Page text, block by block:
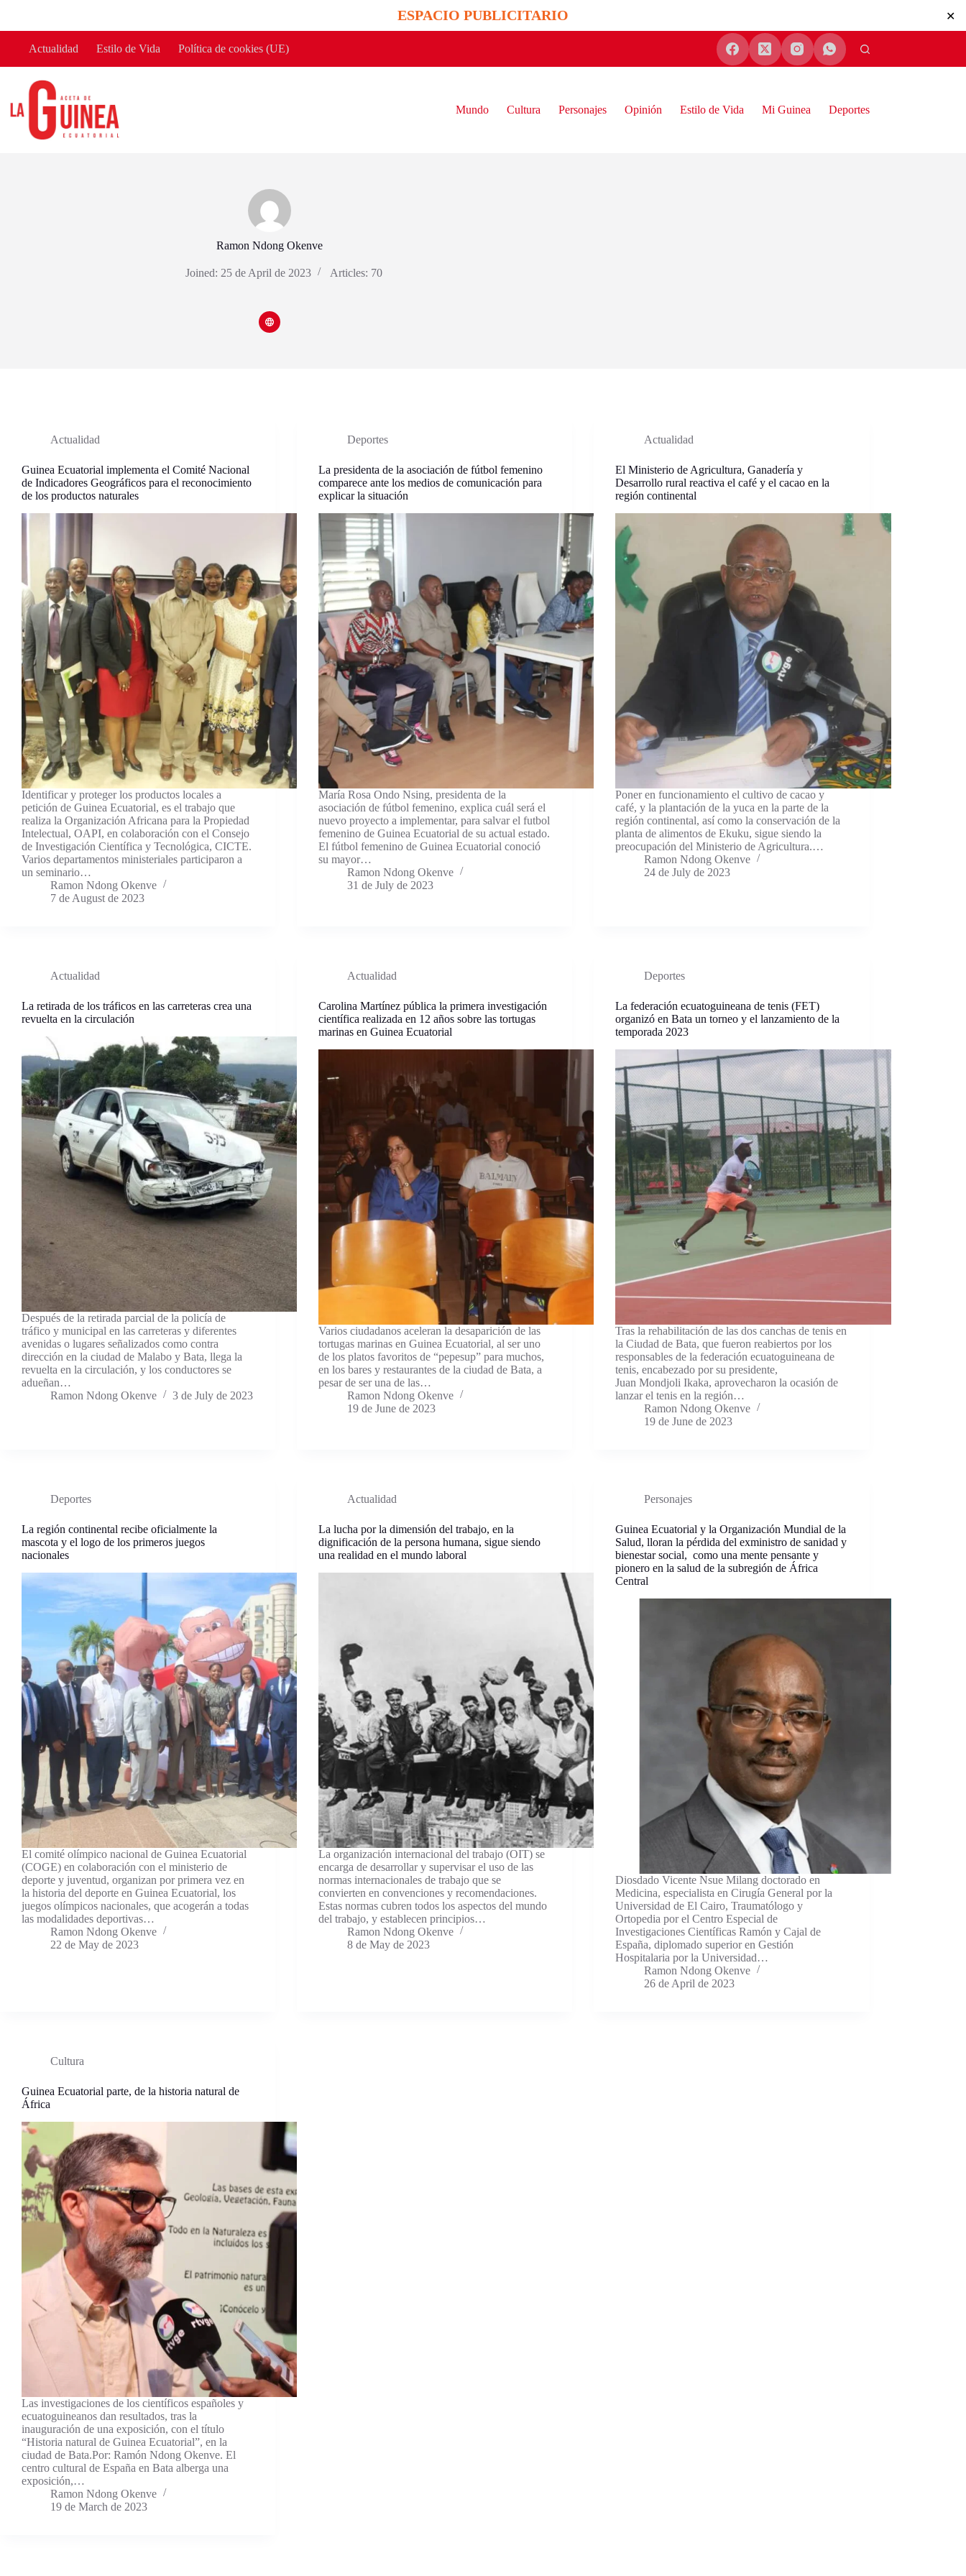
content
ESPACIO PUBLICITARIO ✕
Actualidad Estilo de Vida Política de cookies (UE)
Mundo Cultura Personajes Opinión Estilo de Vida Mi Guinea Deportes
Ramon Ndong Okenve
Joined: 25 de April de 2023 Articles: 70
Actualidad
Guinea Ecuatorial implementa el Comité Nacional
de Indicadores Geográficos para el reconocimiento
de los productos naturales
Identificar y proteger los productos locales a
petición de Guinea Ecuatorial, es el trabajo que
realiza la Organización Africana para la Propiedad
Intelectual, OAPI, en colaboración con el Consejo
de Investigación Científica y Tecnológica, CICTE.
Varios departamentos ministeriales participaron a
un seminario…
Ramon Ndong Okenve
7 de August de 2023
Deportes
La presidenta de la asociación de fútbol femenino
comparece ante los medios de comunicación para
explicar la situación
María Rosa Ondo Nsing, presidenta de la
asociación de fútbol femenino, explica cuál será el
nuevo proyecto a implementar, para salvar el futbol
femenino de Guinea Ecuatorial de su actual estado.
El fútbol femenino de Guinea Ecuatorial conoció
su mayor…
Ramon Ndong Okenve
31 de July de 2023
Actualidad
El Ministerio de Agricultura, Ganadería y
Desarrollo rural reactiva el café y el cacao en la
región continental
Poner en funcionamiento el cultivo de cacao y
café, y la plantación de la yuca en la parte de la
región continental, así como la conservación de la
planta de alimentos de Ekuku, sigue siendo la
preocupación del Ministerio de Agricultura.…
Ramon Ndong Okenve
24 de July de 2023
Actualidad
La retirada de los tráficos en las carreteras crea una
revuelta en la circulación
Después de la retirada parcial de la policía de
tráfico y municipal en las carreteras y diferentes
avenidas o lugares señalizados como contra
dirección en la ciudad de Malabo y Bata, llega la
revuelta en la circulación, y los conductores se
adueñan…
Ramon Ndong Okenve
3 de July de 2023
Actualidad
Carolina Martínez pública la primera investigación
científica realizada en 12 años sobre las tortugas
marinas en Guinea Ecuatorial
Varios ciudadanos aceleran la desaparición de las
tortugas marinas en Guinea Ecuatorial, al ser uno
de los platos favoritos de “pepesup” para muchos,
en los bares y restaurantes de la ciudad de Bata, a
pesar de ser una de las…
Ramon Ndong Okenve
19 de June de 2023
Deportes
La federación ecuatoguineana de tenis (FET)
organizó en Bata un torneo y el lanzamiento de la
temporada 2023
Tras la rehabilitación de las dos canchas de tenis en
la Ciudad de Bata, que fueron reabiertos por los
responsables de la federación ecuatoguineana de
tenis, encabezado por su presidente,
Juan Mondjoli Ikaka, aprovecharon la ocasión de
lanzar el tenis en la región…
Ramon Ndong Okenve
19 de June de 2023
Deportes
La región continental recibe oficialmente la
mascota y el logo de los primeros juegos
nacionales
El comité olímpico nacional de Guinea Ecuatorial
(COGE) en colaboración con el ministerio de
deporte y juventud, organizan por primera vez en
la historia del deporte en Guinea Ecuatorial, los
juegos olímpicos nacionales, que acogerán a todas
las modalidades deportivas…
Ramon Ndong Okenve
22 de May de 2023
Actualidad
La lucha por la dimensión del trabajo, en la
dignificación de la persona humana, sigue siendo
una realidad en el mundo laboral
La organización internacional del trabajo (OIT) se
encarga de desarrollar y supervisar el uso de las
normas internacionales de trabajo que se
convierten en convenciones y recomendaciones.
Estas normas cubren todos los aspectos del mundo
del trabajo, y establecen principios…
Ramon Ndong Okenve
8 de May de 2023
Personajes
Guinea Ecuatorial y la Organización Mundial de la
Salud, lloran la pérdida del exministro de sanidad y
bienestar social, como una mente pensante y
pionero en la salud de la subregión de África
Central
Diosdado Vicente Nsue Milang doctorado en
Medicina, especialista en Cirugía General por la
Universidad de El Cairo, Traumatólogo y
Ortopedia por el Centro Especial de
Investigaciones Científicas Ramón y Cajal de
España, diplomado superior en Gestión
Hospitalaria por la Universidad…
Ramon Ndong Okenve
26 de April de 2023
Cultura
Guinea Ecuatorial parte, de la historia natural de
África
Las investigaciones de los científicos españoles y
ecuatoguineanos dan resultados, tras la
inauguración de una exposición, con el título
“Historia natural de Guinea Ecuatorial”, en la
ciudad de Bata.Por: Ramón Ndong Okenve. El
centro cultural de España en Bata alberga una
exposición,…
Ramon Ndong Okenve
19 de March de 2023